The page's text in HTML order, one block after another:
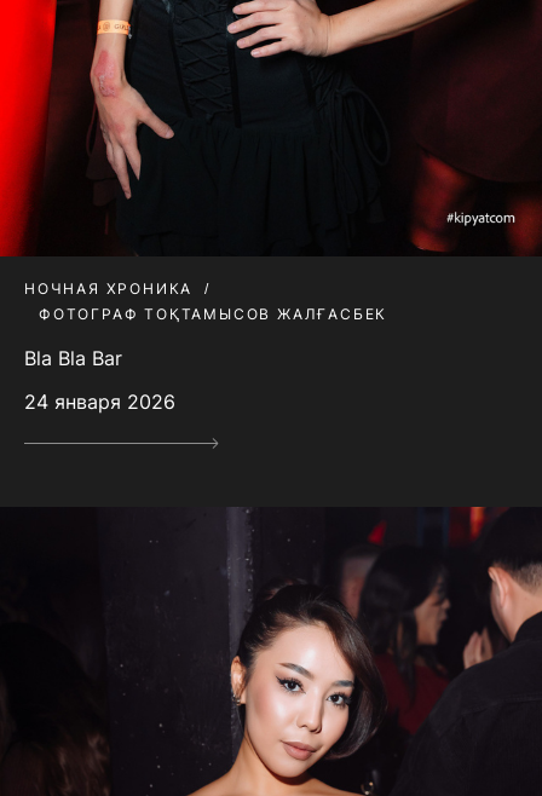
НОЧНАЯ ХРОНИКА
ФОТОГРАФ ТОҚТАМЫСОВ ЖАЛҒАСБЕК
Bla Bla Bar
24 января 2026